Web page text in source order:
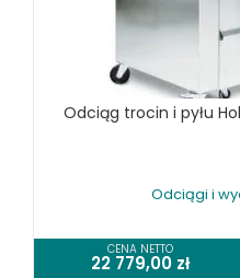
Odciąg trocin i pyłu
Odciągi i
CENA NETTO
22 779,00 zł